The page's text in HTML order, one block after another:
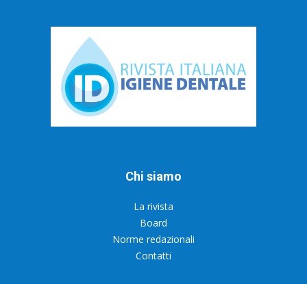
Chi siamo
La rivista
Board
Norme redazionali
Contatti